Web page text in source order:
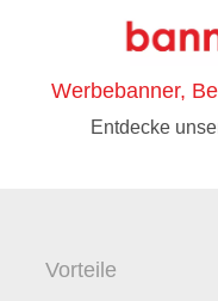
Werbebanner,
Entdecke
Vorteile